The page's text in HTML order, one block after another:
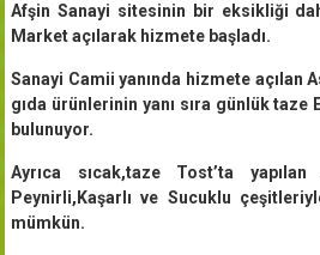
Afşin Sanayi sitesinin bir eksikliği
Market açılarak hizmete başladı.
Sanayi Camii yanında hizmete açılan
gıda ürünlerinin yanı sıra günlük taze
bulunuyor.
Ayrıca sıcak,taze Tost’ta
Peynirli,Kaşarlı ve Sucuklu
mümkün.